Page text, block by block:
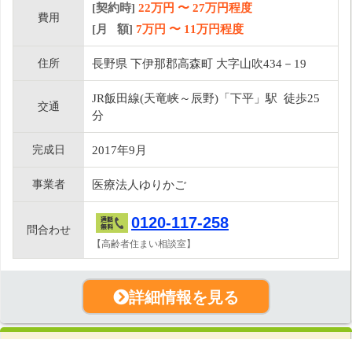
費用
[契約時] 22万円 〜 27万円程度
[月 額] 7万円 〜 11万円程度
住所 長野県 下伊那郡高森町 大字山吹434－19
交通
JR飯田線(天竜峡～辰野)「下平」駅 徒歩25
分
完成日 2017年9月
事業者 医療法人ゆりかご
問合わせ 0120-117-258
【高齢者住まい相談室】
詳細情報を見る